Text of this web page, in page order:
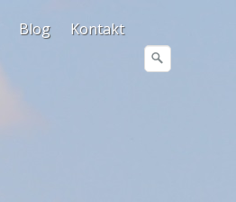
Blog Kontakt